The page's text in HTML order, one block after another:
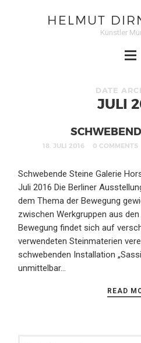
HELMUT
Künstler
DATE
JULI
18. JULI 2016 0 COMMENTS
Schwebende Steine Galerie
Juli 2016 Die Berliner
dem Thema der Bewegung
zwischen Werkgruppen aus
Bewegung findet sich auf
verwendeten Steinmaterien
schwebenden Installation
unmittelbar…
READ